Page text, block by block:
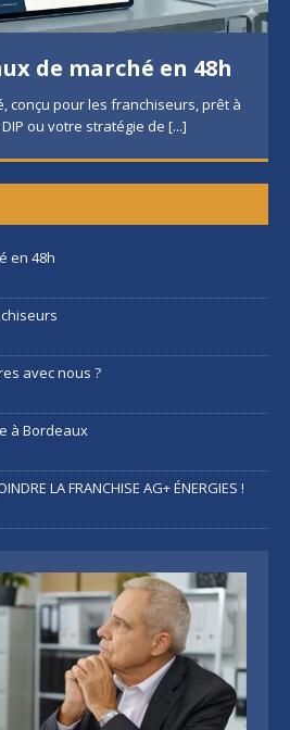
de marché en 48h
conçu pour les franchiseurs, prêt à
ou votre stratégie de [...]
en 48h
avec nous ?
à Bordeaux
LA FRANCHISE AG+ ÉNERGIES !